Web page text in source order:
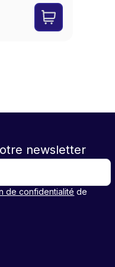
newsletter
de confidentialité de